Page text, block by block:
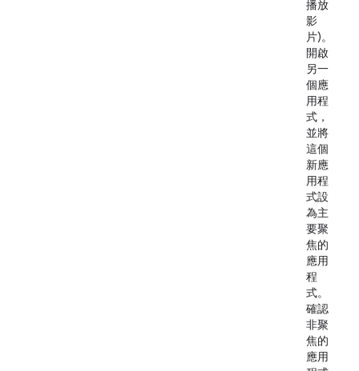
播放
影
片)。
開啟
另一
個應
用程
式，
並將
這個
新應
用程
式設
為主
要聚
焦的
應用
程
式。
確認
非聚
焦的
應用